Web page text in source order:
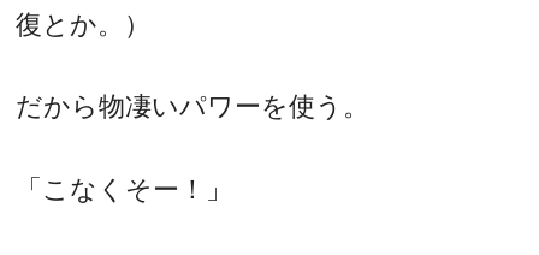
復とか。）
だから物凄いパワーを使う。
「こなくそー！」